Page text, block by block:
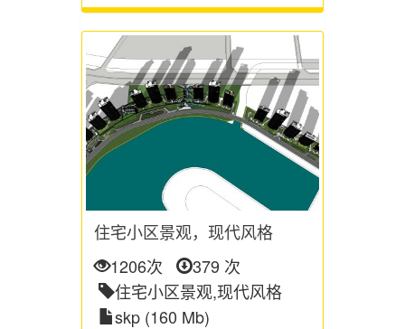
住宅小区景观，现代风格
1206次
379 次
住宅小区景观,现代风格
skp (160 Mb)